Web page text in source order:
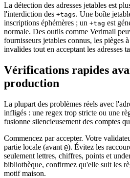
La détection des adresses jetables est
l'interdiction des +tags. Une boîte
inscriptions éphémères ; un +tag est
normale. Des outils comme Verimail
fournisseurs jetables connus, les pièges
invalides tout en acceptant les adresses
Vérifications rapides
production
La plupart des problèmes réels avec
infligés : une regex trop stricte ou une
fusionne silencieusement des comptes
Commencez par accepter. Votre
partie locale (avant @). Évitez les
seulement lettres, chiffres, points et
bibliothèque, confirmez qu'elle suit les
motif maison.